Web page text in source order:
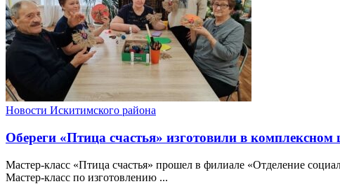
Новости Искитимского района
Обереги «Птица счастья» изготовили в комплексном
Мастер-класс «Птица счастья» прошел в филиале «Отделение
Мастер-класс по изготовлению ...